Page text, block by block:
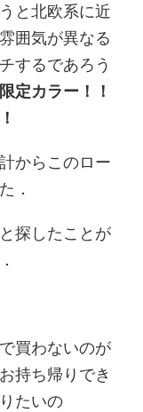
と北欧系に近
囲気が異なる
するであろう
限定カラー！！
からこのロー
．
探したことが
買わないのが
持ち帰りでき
たいの